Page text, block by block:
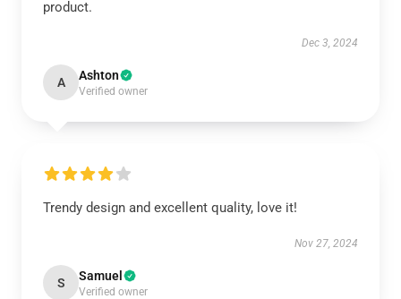
product.
Dec 3, 2024
A Ashton
Verified owner
Trendy design and excellent quality, love it!
Nov 27, 2024
S Samuel
Verified owner